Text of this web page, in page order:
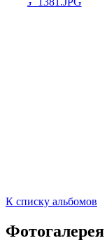
К списку альбомов
Фотогалерея